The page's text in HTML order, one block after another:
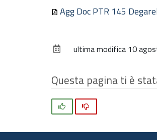
Agg Doc PTR 145
ultima modifica 10
Questa pagina ti è